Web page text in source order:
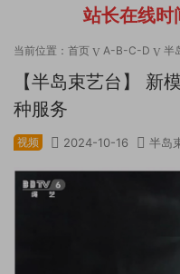
站长在线时
当前位置： 首页 A-B-C-D 半
【半岛束艺台】 新
种服务
视频 2024-10-16 半岛